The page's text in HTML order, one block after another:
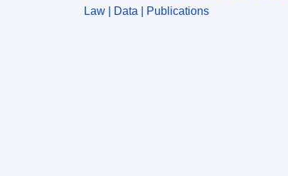
Law | Data | Publications